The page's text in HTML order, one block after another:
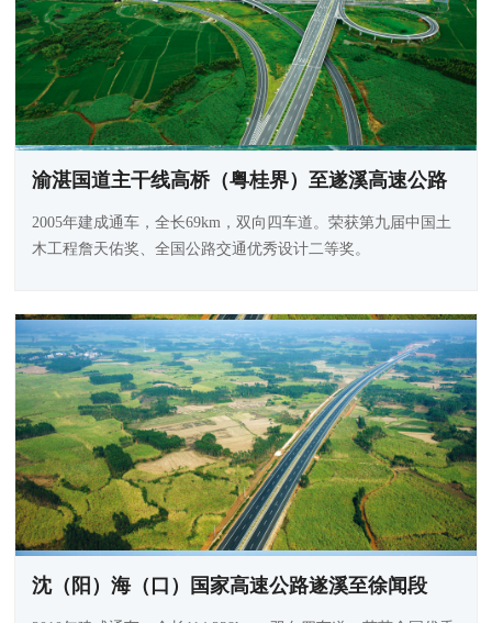
渝湛国道主干线高桥（粤桂界）至遂溪高速公路
2005年建成通车，全长69km，双向四车道。荣获第九届中国土
木工程詹天佑奖、全国公路交通优秀设计二等奖。
沈（阳）海（口）国家高速公路遂溪至徐闻段